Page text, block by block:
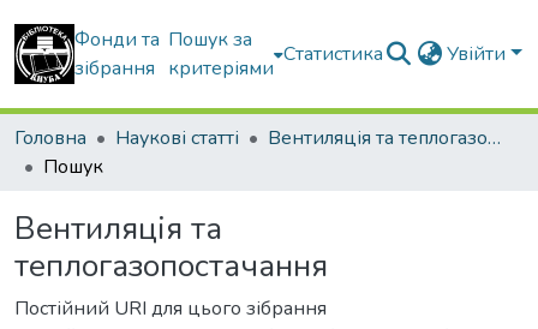
Фонди та
зібрання
Пошук за
критеріями
Статистика Увійти
Головна Наукові статті
Вентиляція та теплогазопостачання
Пошук
Вентиляція та
теплогазопостачання
Постійний URI для цього зібрання